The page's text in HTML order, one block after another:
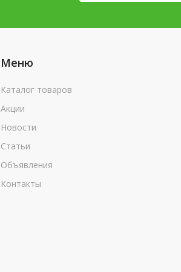
Меню
Каталог товаров
Акции
Новости
Статьи
Объявления
Контакты